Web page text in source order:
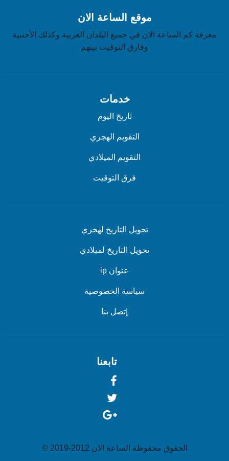
موقع الساعة الان
معرفة كم الساعة الان في جميع البلدان العربية وكذلك الأجنبية
وفارق التوقيت بينهم
خدمات
تاريخ اليوم
التقويم الهجري
التقويم الميلادي
فرق التوقيت
تحويل التاريخ لهجري
تحويل التاريخ لميلادي
عنوان ip
سياسة الخصوصية
إتصل بنا
تابعنا
الحقوق محفوظة الساعة الان 2012-2019 ©